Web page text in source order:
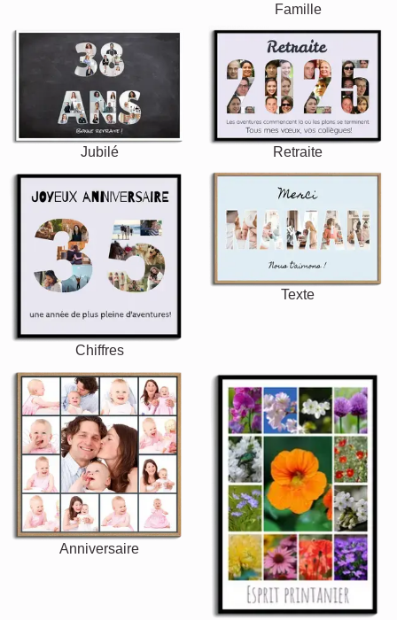
Famille
Jubilé Retraite
Chiffres
Texte
Anniversaire